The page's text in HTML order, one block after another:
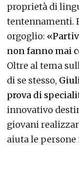
proprietà di
tentennamenti.
orgoglio:
non fanno mai
Oltre al tema
di se stesso,
prova di
innovativo
giovani
aiuta le